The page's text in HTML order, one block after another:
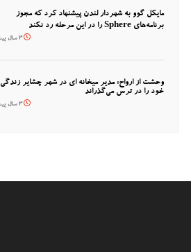
مایکل گوو به شهردار لندن پیشنهاد کرد که مجوز
برنامه‌های Sphere را در این مرحله رد نکند
3 سال پیش
وحشت از ارواح: مدیر میخانه ای در شهر چشایر زندگی
خود را در ترس می‌گذراند
3 سال پیش